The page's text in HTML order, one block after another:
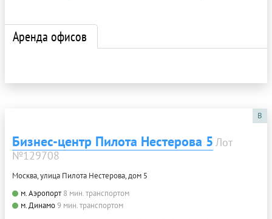
Аренда офисов
B
Бизнес-центр Пилота Нестерова 5 Лот
№129708
Москва, улица Пилота Нестерова, дом 5
м. Аэропорт 8 мин. транспортом
м. Динамо9 мин. транспортом